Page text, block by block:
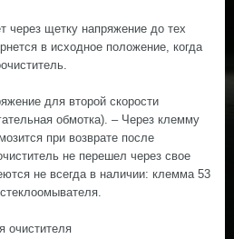
через щетку напряжение до тех
в исходное положение, когда
для второй скорости
обмотка). – Через клемму
при возврате после
не перешел через свое
не всегда в наличии: клемма 53
очистителя